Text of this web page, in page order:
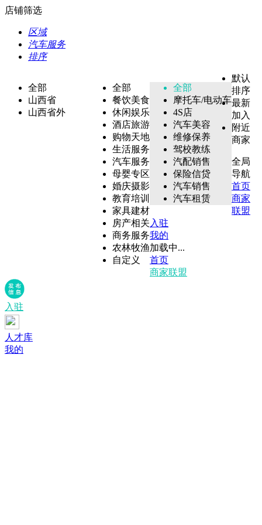
店铺筛选
区域
汽车服务
排序
全部
山西省
山西省外
全部
餐饮美食
休闲娱乐
酒店旅游
购物天地
生活服务
汽车服务
母婴专区
婚庆摄影
教育培训
家具建材
房产相关
商务服务
农林牧渔
自定义
全部
摩托车/电动车
4S店
汽车美容
维修保养
驾校教练
汽配销售
保险信贷
汽车销售
汽车租赁
默认
排序
最新
加入
附近
商家
全局
导航
首页
商家
联盟
入驻
我的
加载中...
首页
商家联盟
入驻
人才库
我的